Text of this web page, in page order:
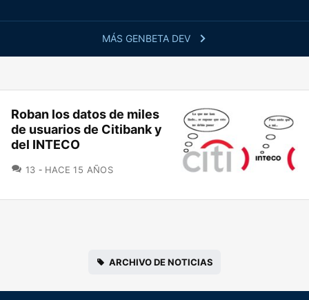
MÁS GENBETA DEV
Roban los datos de miles
de usuarios de Citibank y
del INTECO
13 COMENTARIOS
HACE 15 AÑOS
ARCHIVO DE NOTICIAS